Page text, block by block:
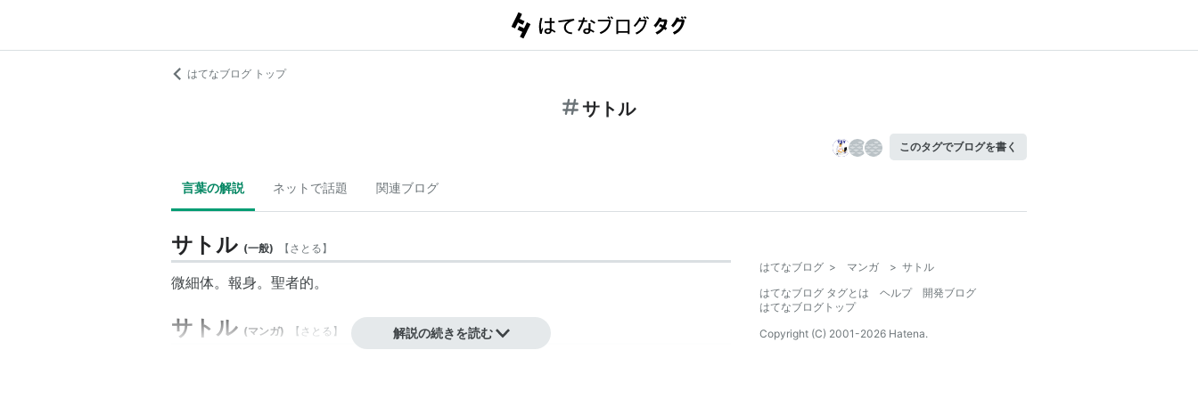
はてなブログ トップ
サトル
このタグでブログを書く
言葉の解説 ネットで話題 関連ブログ
サトル (一般) 【さとる】
微細体。報身。聖者的。
サトル (マンガ) 【 さとる 】 解説の続きを読む
はてなブログ > マンガ > サトル
はてなブログ タグとは
ヘルプ
開発ブログ
はてなブログトップ
Copyright (C) 2001-2026 Hatena.